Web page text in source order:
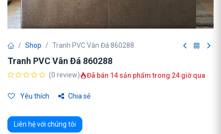
Shop Tranh PVC Vân Đá 860288
Tranh PVC Vân Đá 860288
(0 review) Đã bán 14 sản phẩm trong 24 giờ qua
Yêu thích Chia sẻ
Liên hệ với chúng tôi